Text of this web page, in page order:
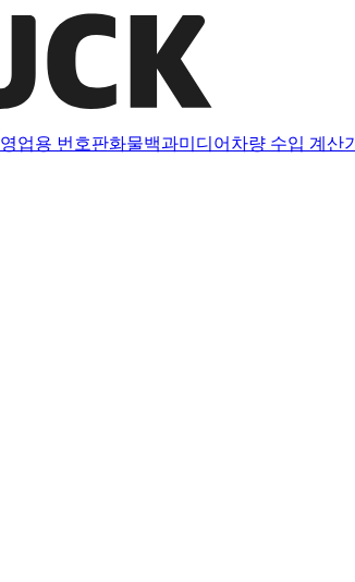
영업용 번호판화물백과미디어 차량 수입 계산기